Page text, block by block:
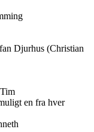
Djurhus (Christian
en fra hver